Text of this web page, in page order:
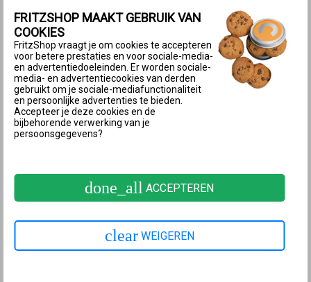
3 Gebruikersinterface via Mesh-overzicht
van de Mesh Master openen
Als je de FRITZ!Repeater gebruikt met een FRITZ!Box
of een FRITZ!Repeater in de Mesh-bedrijfsmodus
Mesh Master, kun je de gebruikersinterface van de
repeater openen via de gebruikersinterface van de
Mesh Master:
op ‘Thuisnetwerk’.
Klik in het menu ‘Thuisnetwerk’ op ‘Mesh’.
4 Gebruikersinterface openen via IP-adres
Als je de FRITZ!Repeater met een andere router
FRITZSHOP MAAKT GEBRUIK VAN
COOKIES
FritzShop vraagt je om cookies te accepteren
voor betere prestaties en voor sociale-media-
en advertentiedoeleinden. Er worden sociale-
media- en advertentiecookies van derden
gebruikt om je sociale-mediafunctionaliteit
en persoonlijke advertenties te bieden.
Accepteer je deze cookies en de
bijbehorende verwerking van je
persoonsgegevens?
done_all ACCEPTEREN
clear WEIGEREN